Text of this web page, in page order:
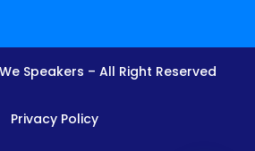
Speakers – All Right Reserved
Privacy Policy